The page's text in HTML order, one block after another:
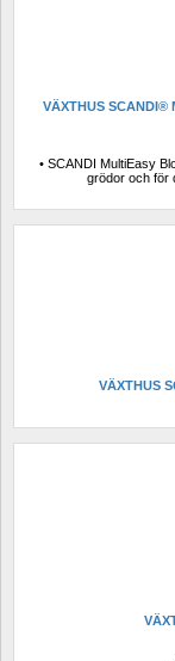
VÄXTHUS SCANDI®
• SCANDI MultiEasy
grödor och för
VÄXTHUS